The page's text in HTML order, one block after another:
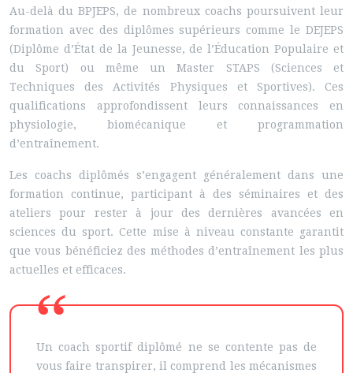
Au-delà du BPJEPS, de nombreux coachs poursuivent leur
formation avec des diplômes supérieurs comme le DEJEPS
(Diplôme d’État de la Jeunesse, de l’Éducation Populaire et
du Sport) ou même un Master STAPS (Sciences et
Techniques des Activités Physiques et Sportives). Ces
qualifications approfondissent leurs connaissances en
physiologie, biomécanique et programmation
d’entraînement.
Les coachs diplômés s’engagent généralement dans une
formation continue, participant à des séminaires et des
ateliers pour rester à jour des dernières avancées en
sciences du sport. Cette mise à niveau constante garantit
que vous bénéficiez des méthodes d’entraînement les plus
actuelles et efficaces.
Un coach sportif diplômé ne se contente pas de
vous faire transpirer, il comprend les mécanismes